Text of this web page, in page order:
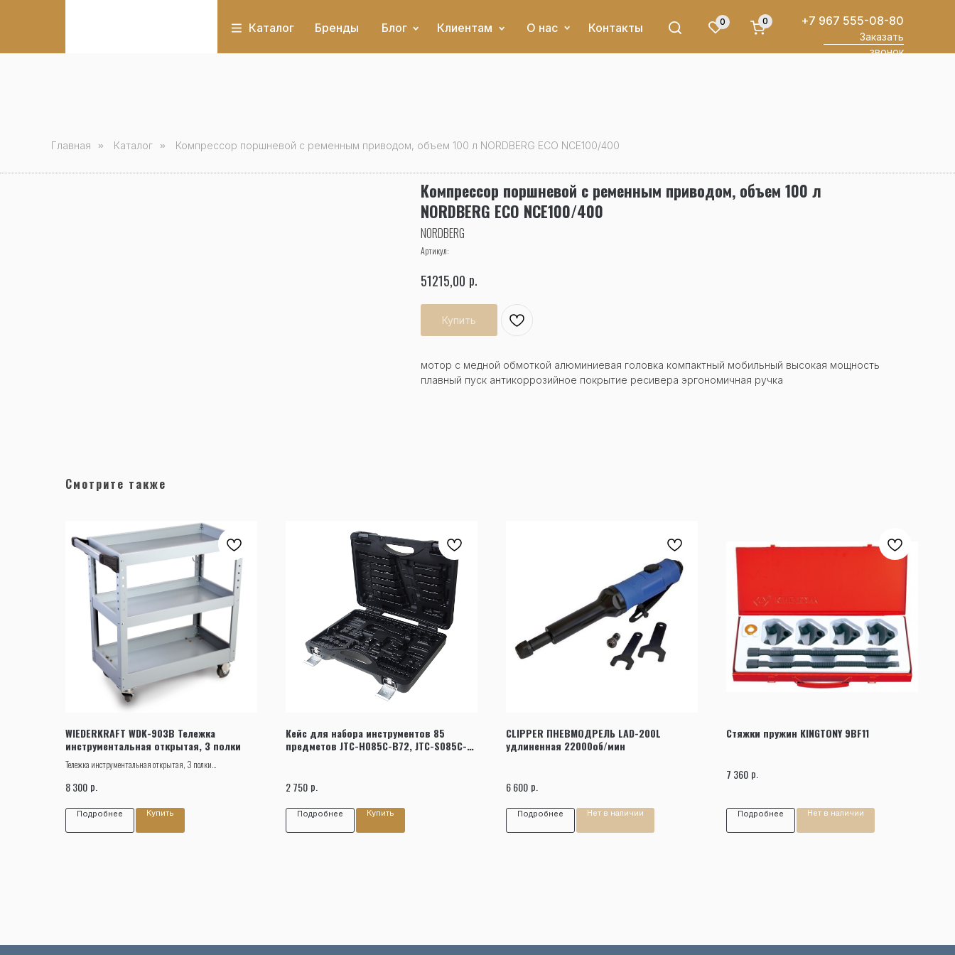
Контакты
Каталог 0 0 +7 967 555-08-80
Заказать
звонок
Клиентам О нас
Бренды Блог
Главная » Каталог » Компрессор поршневой с ременным приводом, объем 100 л NORDBERG ECO NCE100/400
Компрессор поршневой с ременным приводом, объем 100 л
NORDBERG ECO NCE100/400
NORDBERG
Артикул:
51215,00 р.
Купить
мотор с медной обмоткой алюминиевая головка компактный мобильный высокая мощность
плавный пуск антикоррозийное покрытие ресивера эргономичная ручка
Смотрите также
WIEDERKRAFT WDK-903B Тележка
инструментальная открытая, 3 полки
Тележка инструментальная открытая, 3 полки
упорядоченного хранения различных инструментов и
8 300 р.
Подробнее Купить
Кейс для набора инструментов 85
предметов JTC-H085C-B72, JTC-S085C-
2 750 р.
Подробнее Купить
CLIPPER ПНЕВМОДРЕЛЬ LAD-200L
удлиненная 22000об/мин
6 600 р.
Подробнее Нет в наличии
Стяжки пружин KINGTONY 9BF11
7 360 р.
Подробнее Нет в наличии
Заказать звонок